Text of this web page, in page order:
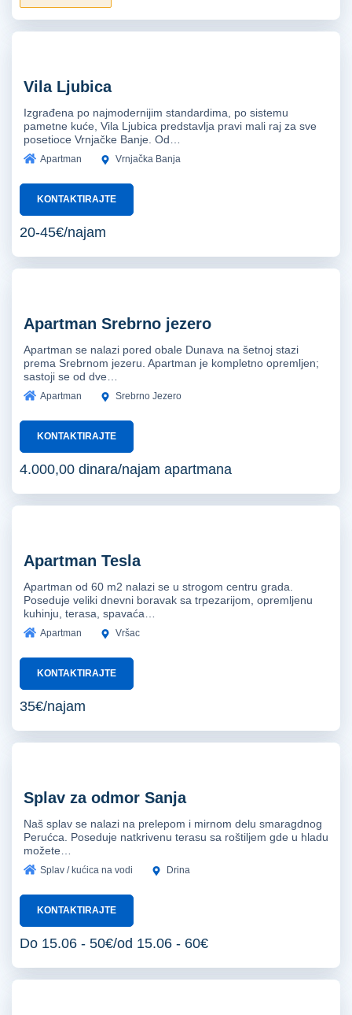
Vila Ljubica
Izgrađena po najmodernijim standardima, po sistemu
pametne kuće, Vila Ljubica predstavlja pravi mali raj za sve
posetioce Vrnjačke Banje. Od…
Apartman Vrnjačka Banja
KONTAKTIRAJTE
20-45€/najam
Apartman Srebrno jezero
Apartman se nalazi pored obale Dunava na šetnoj stazi
prema Srebrnom jezeru. Apartman je kompletno opremljen;
sastoji se od dve…
Apartman Srebrno Jezero
KONTAKTIRAJTE
4.000,00 dinara/najam apartmana
Apartman Tesla
Apartman od 60 m2 nalazi se u strogom centru grada.
Poseduje veliki dnevni boravak sa trpezarijom, opremljenu
kuhinju, terasa, spavaća…
Apartman Vršac
KONTAKTIRAJTE
35€/najam
Splav za odmor Sanja
Naš splav se nalazi na prelepom i mirnom delu smaragdnog
Perućca. Poseduje natkrivenu terasu sa roštiljem gde u hladu
možete…
Splav / kućica na vodi Drina
KONTAKTIRAJTE
Do 15.06 - 50€/od 15.06 - 60€